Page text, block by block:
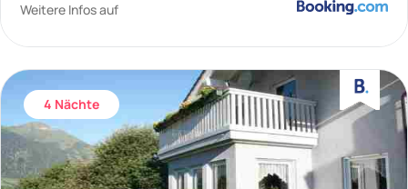
Weitere Infos auf
4 Nächte